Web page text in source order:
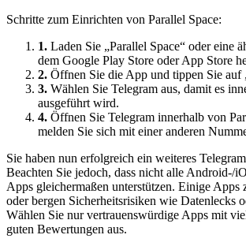
Schritte zum Einrichten von Parallel Space:
1. Laden Sie „Parallel Space“ oder eine
dem Google Play Store oder App Store
2. Öffnen Sie die App und tippen Sie auf
3. Wählen Sie Telegram aus, damit es
ausgeführt wird.
4. Öffnen Sie Telegram innerhalb von
melden Sie sich mit einer anderen
Sie haben nun erfolgreich ein weiteres
Beachten Sie jedoch, dass nicht alle Android-/
Apps gleichermaßen unterstützen. Einige Apps
oder bergen Sicherheitsrisiken wie Datenlecks
Wählen Sie nur vertrauenswürdige Apps mit
guten Bewertungen aus.